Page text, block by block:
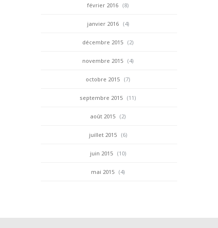
février 2016 (8)
janvier 2016 (4)
décembre 2015 (2)
novembre 2015 (4)
octobre 2015 (7)
septembre 2015 (11)
août 2015 (2)
juillet 2015 (6)
juin 2015 (10)
mai 2015 (4)